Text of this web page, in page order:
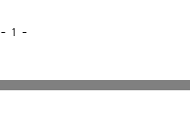
- 1 -